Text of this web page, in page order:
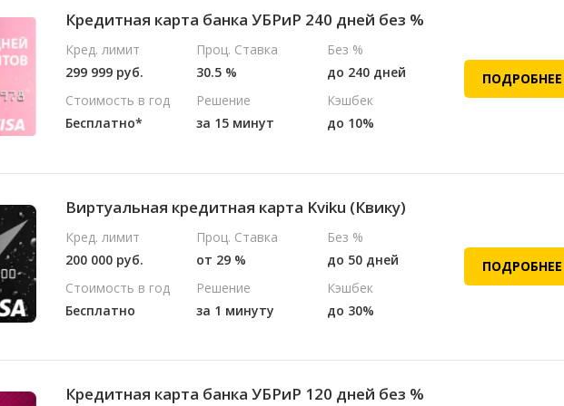
Кредитная карта банка УБРиР 240 дней без %
Кред. лимит
299 999 руб.
Проц. Ставка
30.5 %
Без %
до 240 дней
Стоимость в год
Бесплатно*
Решение
за 15 минут
Кэшбек
до 10%
ПОДРОБНЕЕ
Виртуальная кредитная карта Kviku (Квику)
Кред. лимит
200 000 руб.
Проц. Ставка
от 29 %
Без %
до 50 дней
Стоимость в год
Бесплатно
Решение
за 1 минуту
Кэшбек
до 30%
ПОДРОБНЕЕ
Кредитная карта банка УБРиР 120 дней без %